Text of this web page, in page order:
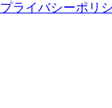
プライバシーポリ